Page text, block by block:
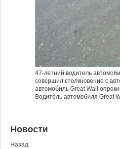
47-летний водитель
совершил столкновение с
автомобиль Great Wall
Водитель автомобиля Great
Новости
Назад.